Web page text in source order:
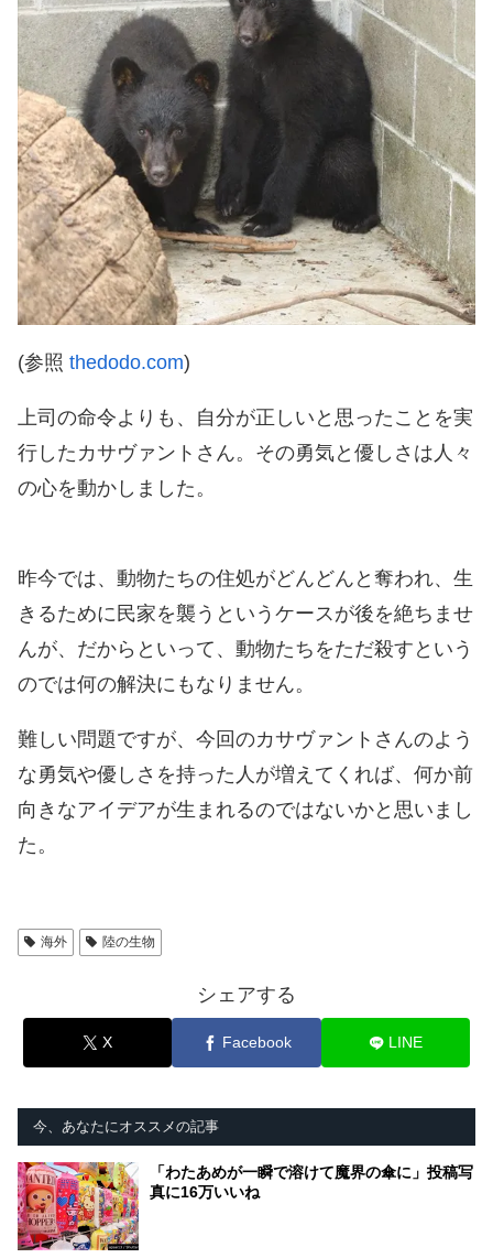
(参照 thedodo.com)
上司の命令よりも、自分が正しいと思ったことを実
行したカサヴァントさん。その勇気と優しさは人々
の心を動かしました。
昨今では、動物たちの住処がどんどんと奪われ、生
きるために民家を襲うというケースが後を絶ちませ
んが、だからといって、動物たちをただ殺すという
のでは何の解決にもなりません。
難しい問題ですが、今回のカサヴァントさんのよう
な勇気や優しさを持った人が増えてくれば、何か前
向きなアイデアが生まれるのではないかと思いまし
た。
海外 陸の生物
シェアする
X Facebook LINE
今、あなたにオススメの記事
「わたあめが一瞬で溶けて魔界の傘に」投稿写
真に16万いいね